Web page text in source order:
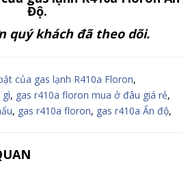
Độ.
quý khách đã theo dõi.
của gas lạnh R410a Floron,
, gas r410a floron mua ở đâu giá rẻ,
, gas r410a floron, gas r410a Ấn độ,